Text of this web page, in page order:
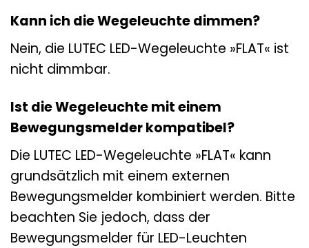
Kann ich die Wegeleuchte dimmen?
Nein, die LUTEC LED-Wegeleuchte »FLAT« ist
nicht dimmbar.
Ist die Wegeleuchte mit einem
Bewegungsmelder kompatibel?
Die LUTEC LED-Wegeleuchte »FLAT« kann
grundsätzlich mit einem externen
Bewegungsmelder kombiniert werden. Bitte
beachten Sie jedoch, dass der
Bewegungsmelder für LED-Leuchten